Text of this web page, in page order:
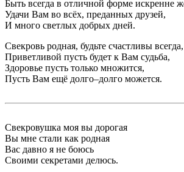
Быть всегда в отличной форме искренне
Удачи Вам во всёх, преданных друзей,
И много светлых добрых дней.
Свекровь родная, будьте счастливы всегда,
Приветливой пусть будет к Вам судьба,
Здоровье пусть только множится,
Пусть Вам ещё долго–долго можется.
Свекровушка моя вы дорогая
Вы мне стали как родная
Вас давно я не боюсь
Своими секретами делюсь.